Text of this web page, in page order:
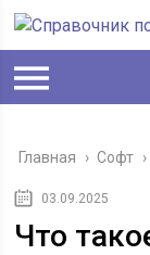
Главная › Софт ›
03.09.2025
Что